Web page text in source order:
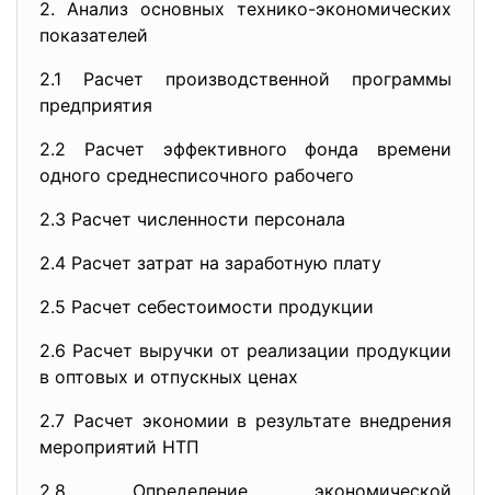
2. Анализ основных технико-экономических
показателей
2.1 Расчет производственной программы
предприятия
2.2 Расчет эффективного фонда времени
одного среднесписочного рабочего
2.3 Расчет численности персонала
2.4 Расчет затрат на заработную плату
2.5 Расчет себестоимости продукции
2.6 Расчет выручки от реализации продукции
в оптовых и отпускных ценах
2.7 Расчет экономии в результате внедрения
мероприятий НТП
2.8 Определение экономической